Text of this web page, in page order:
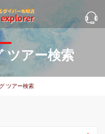
ツアー検索
ツアー検索